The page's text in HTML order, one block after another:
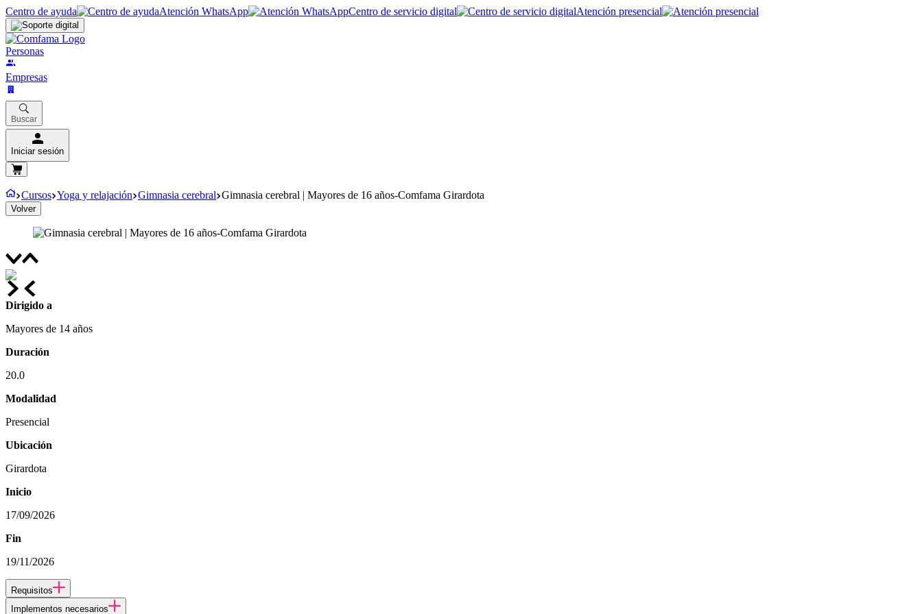
Centro de ayuda Atención WhatsApp Centro de servicio digital Atención presencial
Personas
Empresas
Buscar
Iniciar sesión
Cursos Yoga y relajación Gimnasia cerebral Gimnasia cerebral | Mayores de 16 años-Comfama Girardota
Volver
Dirigido a
Mayores de 14 años
Duración
20.0
Modalidad
Presencial
Ubicación
Girardota
Inicio
17/09/2026
Fin
19/11/2026
Requisitos
Implementos necesarios